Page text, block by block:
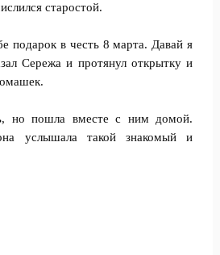
старостой.
подарок в честь 8 марта. Давай я
Сережа и протянул открытку и
но пошла вместе с ним домой.
услышала такой знакомый и